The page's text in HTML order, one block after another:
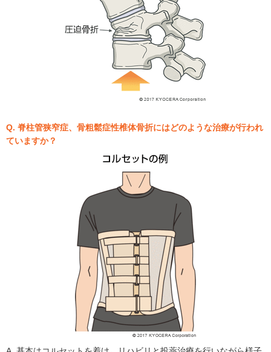
Q. 脊柱管狭窄症、骨粗鬆症性椎体骨折にはどのような治療が行われ
ていますか？